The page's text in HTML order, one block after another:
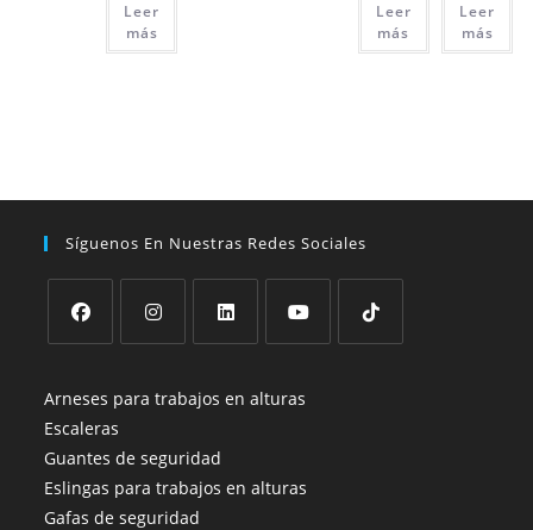
Leer
más
Leer
más
Leer
más
Síguenos En Nuestras Redes Sociales
abre
en
una
nueva
pestaña
abre
una
nueva
pestaña
abre
una
nueva
pestaña
abre
nueva
Arneses para trabajos en alturas
Escaleras
Guantes de seguridad
Eslingas para trabajos en alturas
Gafas de seguridad